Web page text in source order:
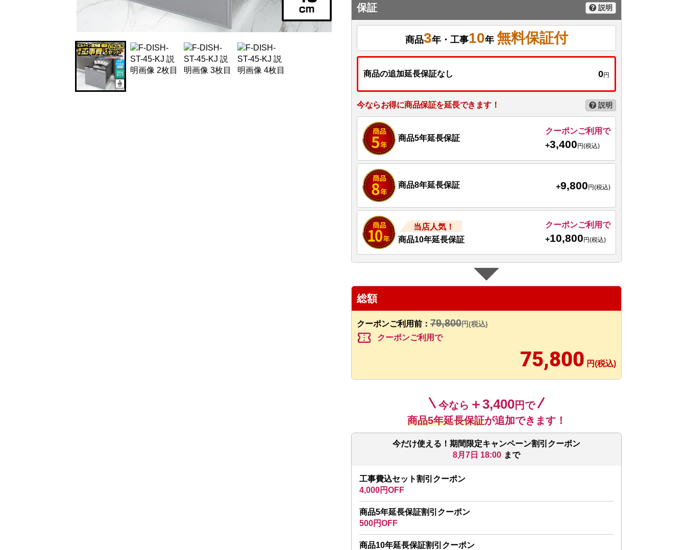
保証 説明
商品3年・工事10年 無料保証付
商品の追加延長保証なし 0円
今ならお得に商品保証を延長できます！ 説明
商品5年延長保証
クーポンご利用で
+3,400 円(税込)
商品8年延長保証 +9,800 円(税込)
当店人気！
商品10年延長保証
クーポンご利用で
+10,800 円(税込)
総額
クーポンご利用前： 79,800円(税込)
confirmation_number クーポンご利用で
75,800 円(税込)
今なら ＋3,400円で
商品5年延長保証が追加できます！
今だけ使える！期間限定キャンペーン割引クーポン
8月7日 18:00 まで
工事費込セット割引クーポン
4,000円OFF
商品5年延長保証割引クーポン
500円OFF
商品10年延長保証割引クーポン